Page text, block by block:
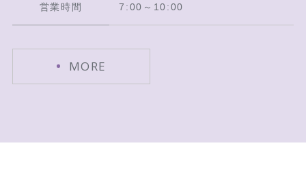
営業時間 7:00～10:00
MORE